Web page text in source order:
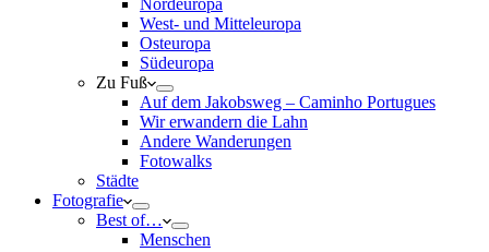
Nordeuropa
West- und Mitteleuropa
Osteuropa
Südeuropa
Zu Fuß
Auf dem Jakobsweg – Caminho Portugues
Wir erwandern die Lahn
Andere Wanderungen
Fotowalks
Städte
Fotografie
Best of…
Menschen